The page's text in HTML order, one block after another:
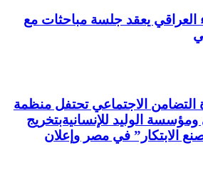
يعقد جلسة مباحثات مع
الاجتماعي تحتفل منظمة
الوليد للإنسانيةبتخريج
الابتكار” في مصر وإعلان